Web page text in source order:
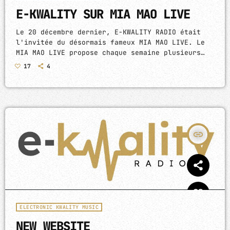
E-KWALITY SUR MIA MAO LIVE
Le 20 décembre dernier, E-KWALITY RADIO était
l'invitée du désormais fameux MIA MAO LIVE. Le
MIA MAO LIVE propose chaque semaine plusieurs
livestreams avec un large panel d'artistes, qui
set. Représenté par son fondateur, Pedro Datana,
sous la direction […]
17 4
insert_link
ELECTRONIC KWALITY MUSIC
NEW WEBSITE